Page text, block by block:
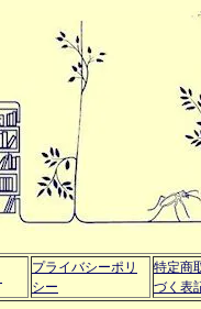
プライバシーポリ
シー
特定商
づく表